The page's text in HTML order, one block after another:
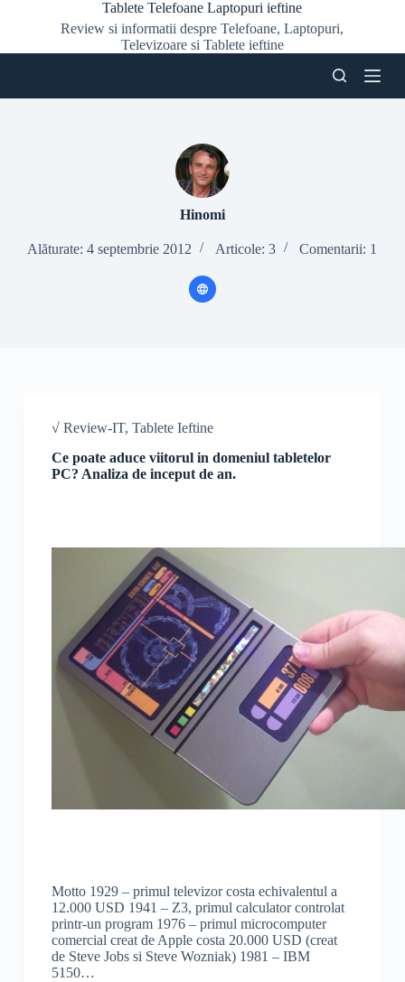
a
Tablete Telefoane Laptopuri ieftine
Review si informatii despre Telefoane, Laptopuri,
Televizoare si Tablete ieftine
Hinomi
Alăturate: 4 septembrie 2012 Articole: 3 Comentarii: 1
√ Review-IT, Tablete Ieftine
Ce poate aduce viitorul in domeniul tabletelor
PC? Analiza de inceput de an.
Motto 1929 – primul televizor costa echivalentul a
12.000 USD 1941 – Z3, primul calculator controlat
printr-un program 1976 – primul microcomputer
comercial creat de Apple costa 20.000 USD (creat
de Steve Jobs si Steve Wozniak) 1981 – IBM
5150…